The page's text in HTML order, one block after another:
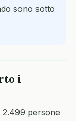
sono sotto
i
persone